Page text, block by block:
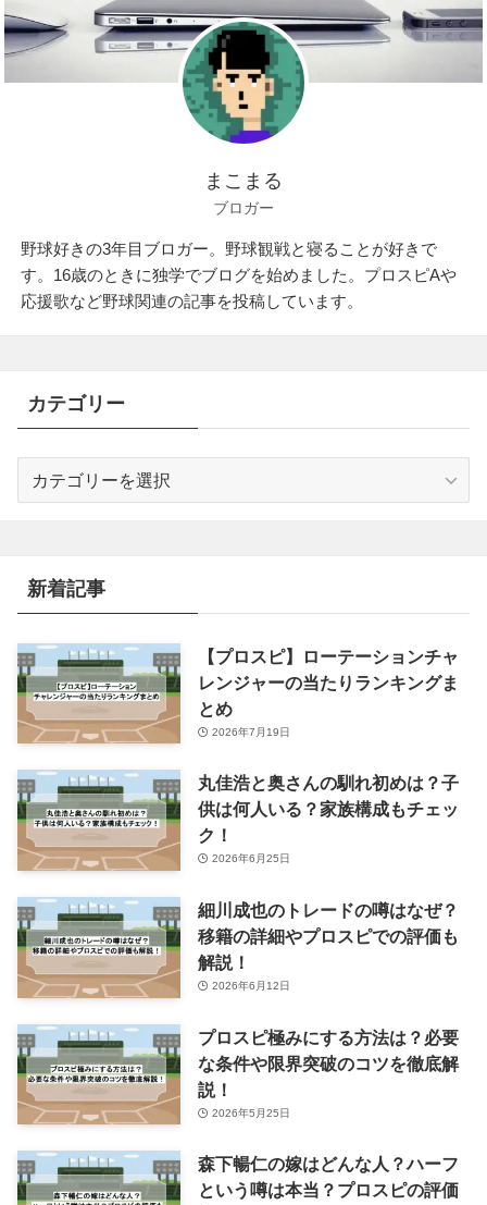
まこまる
ブロガー
野球好きの3年目ブロガー。野球観戦と寝ることが好きで
す。16歳のときに独学でブログを始めました。プロスピAや
応援歌など野球関連の記事を投稿しています。
カテゴリー
ー新着記事
【プロスピ】ローテーションチャ
レンジャーの当たりランキングま
とめ
2026年7月19日
丸佳浩と奥さんの馴れ初めは？子
供は何人いる？家族構成もチェッ
ク！
2026年6月25日
細川成也のトレードの噂はなぜ？
移籍の詳細やプロスピでの評価も
解説！
2026年6月12日
プロスピ極みにする方法は？必要
な条件や限界突破のコツを徹底解
説！
2026年5月25日
森下暢仁の嫁はどんな人？ハーフ
という噂は本当？プロスピの評価